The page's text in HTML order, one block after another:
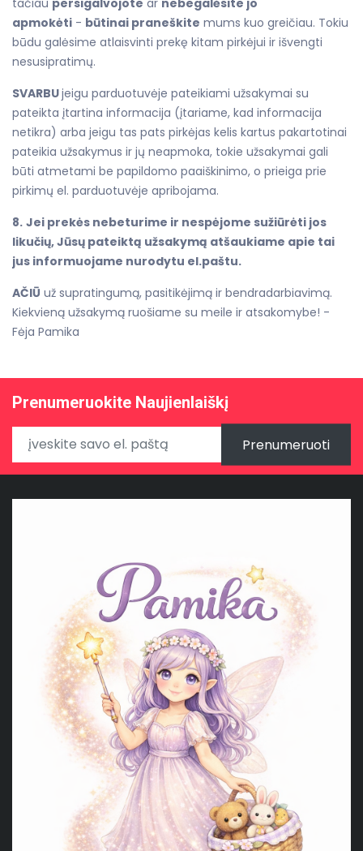
apmokėti - būtinai praneškite mums kuo greičiau. Tokiu
būdu galėsime atlaisvinti prekę kitam pirkėjui ir išvengti
nesusipratimų.
SVARBUjeigu parduotuvėje pateikiami užsakymai su
pateikta įtartina informacija (įtariame, kad informacija
netikra) arba jeigu tas pats pirkėjas kelis kartus pakartotinai
pateikia užsakymus ir jų neapmoka, tokie užsakymai gali
būti atmetami be papildomo paaiškinimo, o prieiga prie
pirkimų el. parduotuvėje apribojama.
8. Jei prekės nebeturime ir nespėjome sužiūrėti jos
likučių, Jūsų pateiktą užsakymą atšaukiame apie tai
jus informuojame nurodytu el.paštu.
AČIŪ už supratingumą, pasitikėjimą ir bendradarbiavimą.
Kiekvieną užsakymą ruošiame su meile ir atsakomybe! -
Fėja Pamika
Prenumeruokite Naujienlaiškį
Prenumeruoti